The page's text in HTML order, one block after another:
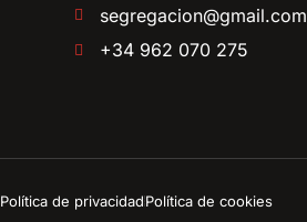
segregacion@gmail.com
+34 962 070 275
Política de privacidadPolítica de cookies